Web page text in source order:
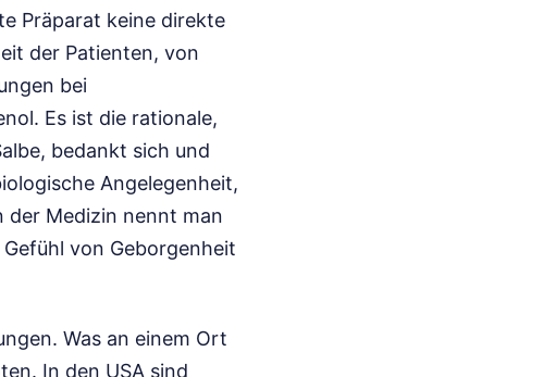
Präparat keine direkte
der Patienten, von
bei
Es ist die rationale,
bedankt sich und
Angelegenheit,
der Medizin nennt man
von Geborgenheit
Was an einem Ort
In den USA sind